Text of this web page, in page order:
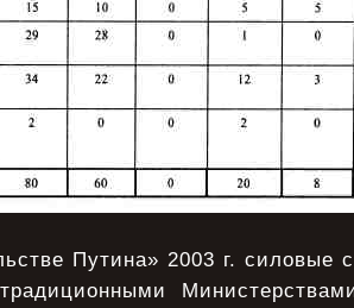
Путина» 2003 г. силовые